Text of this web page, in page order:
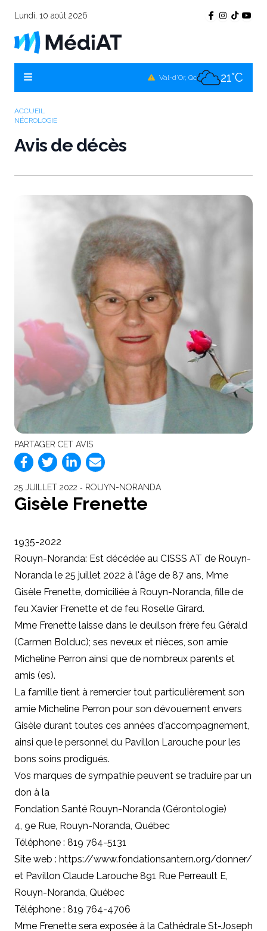
Lundi, 10 août 2026
Val-d'Or, Qc 21°C
ACCUEIL
NÉCROLOGIE
Avis de décès
PARTAGER CET AVIS
25 JUILLET 2022 ‐ ROUYN-NORANDA
Gisèle Frenette
1935-2022
Rouyn-Noranda: Est décédée au CISSS AT de Rouyn-
Noranda le 25 juillet 2022 à l'âge de 87 ans, Mme
Gisèle Frenette, domiciliée à Rouyn-Noranda, fille de
feu Xavier Frenette et de feu Roselle Girard.
Mme Frenette laisse dans le deuilson frère feu Gérald
(Carmen Bolduc); ses neveux et nièces, son amie
Micheline Perron ainsi que de nombreux parents et
amis (es).
La famille tient à remercier tout particulièrement son
amie Micheline Perron pour son dévouement envers
Gisèle durant toutes ces années d'accompagnement,
ainsi que le personnel du Pavillon Larouche pour les
bons soins prodigués.
Vos marques de sympathie peuvent se traduire par un
don à la
Fondation Santé Rouyn-Noranda (Gérontologie)
4, 9e Rue, Rouyn-Noranda, Québec
Téléphone : 819 764-5131
Site web : https://www.fondationsantern.org/donner/
et Pavillon Claude Larouche 891 Rue Perreault E,
Rouyn-Noranda, Québec
Téléphone : 819 764-4706
Mme Frenette sera exposée à la Cathédrale St-Joseph